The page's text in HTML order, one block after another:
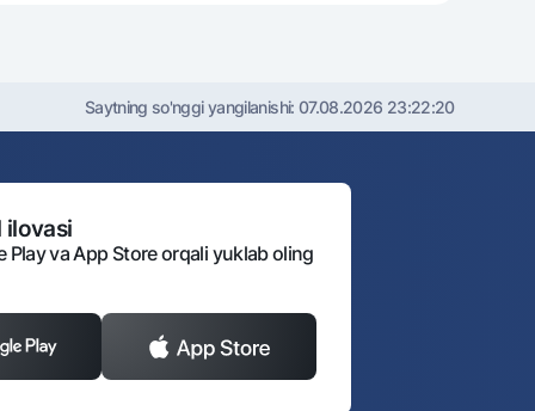
Saytning so'nggi yangilanishi: 07.08.2026 23:22:20
ilovasi
Play va App Store orqali yuklab oling